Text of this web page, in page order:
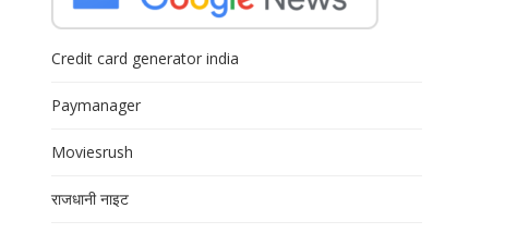
Credit card generator india
Paymanager
Moviesrush
राजधानी नाइट